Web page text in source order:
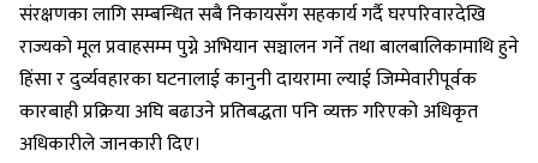
संरक्षणका लागि सम्बन्धित सबै निकायसँग सहकार्य गर्दै घरपरिवारदेखि
राज्यको मूल प्रवाहसम्म पुग्ने अभियान सञ्चालन गर्ने तथा बालबालिकामाथि हुने
हिंसा र दुर्व्यवहारका घटनालाई कानुनी दायरामा ल्याई जिम्मेवारीपूर्वक
कारबाही प्रक्रिया अघि बढाउने प्रतिबद्धता पनि व्यक्त गरिएको अधिकृत
अधिकारीले जानकारी दिए।